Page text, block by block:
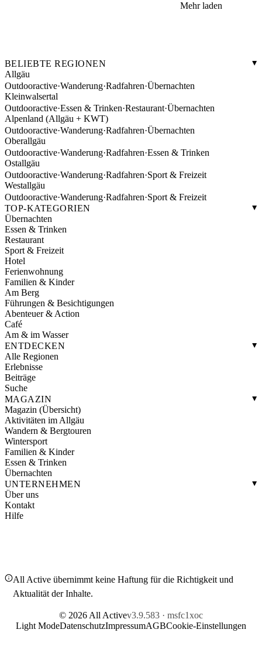
Mehr laden
BELIEBTE REGIONEN
Allgäu
Outdooractive·Wanderung·Radfahren·Übernachten
Kleinwalsertal
Outdooractive·Essen & Trinken·Restaurant·Übernachten
Alpenland (Allgäu + KWT)
Outdooractive·Wanderung·Radfahren·Übernachten
Oberallgäu
Outdooractive·Wanderung·Radfahren·Essen & Trinken
Ostallgäu
Outdooractive·Wanderung·Radfahren·Sport & Freizeit
Westallgäu
Outdooractive·Wanderung·Radfahren·Sport & Freizeit
TOP-KATEGORIEN
Übernachten
Essen & Trinken
Restaurant
Sport & Freizeit
Hotel
Ferienwohnung
Familien & Kinder
Am Berg
Führungen & Besichtigungen
Abenteuer & Action
Café
Am & im Wasser
ENTDECKEN
Alle Regionen
Erlebnisse
Beiträge
Suche
MAGAZIN
Magazin (Übersicht)
Aktivitäten im Allgäu
Wandern & Bergtouren
Wintersport
Familien & Kinder
Essen & Trinken
Übernachten
UNTERNEHMEN
Über uns
Kontakt
Hilfe
All Active übernimmt keine Haftung für die Richtigkeit und
Aktualität der Inhalte.
© 2026 All Activev3.9.583 · msfc1xoc
Light ModeDatenschutzImpressumAGBCookie-Einstellungen